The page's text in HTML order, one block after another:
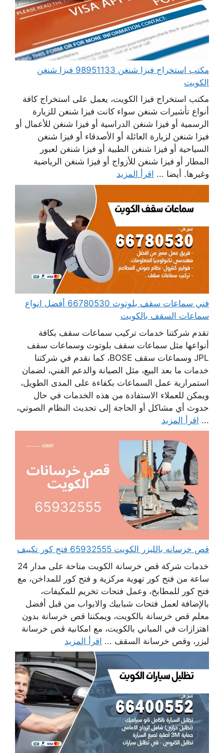
مكتب استخراج فيزا شنغن 98951133 فيزا شنغن
الكويت
مكتب استخراج فيزا الكويت، يعمل على استخراج كافة
أنواع تأشيرات شنغن سواء كانت فيزا شنغن للزيارة
الرسمية أو فيزا شنغن الدراسية أو فيزا شنغن للأعمال أو
فيزا شنغن لزيارة العائلة أو الأصدقاء أو فيزا شنغن
السياحية أو فيزا شنغن الطبية أو فيزا شنغن لعبور
المطار أو فيزا شنغن للأزواج أو فيزا شنغن الرياضية
وغيرها. أيضا ... اقرأ المزيد
فني سماعات سقف بلوتوث 66780530 أفضل انواع
سماعات السقف بالكويت
تقدم شركتنا خدمات تركيب سماعات سقف بكافة
أنواعها مثل سماعات سقف بلوتوث وسماعات سقف
JPL وسماعات سقف BOSE، كما نقدم في شركتنا
خدمات ما بعد البيع، مثل الصيانة والدعم الفني، لضمان
استمرارية عمل السماعات بكفاءة على المدى الطويل،
ويمكن للعملاء الاستفادة من هذه الخدمات في حال
حدوث أي مشاكل أو الحاجة إلى تحديث النظام الصوتي،
... اقرأ المزيد
قص خرسانه بالليزر الكويت 65932555 فتح كور تكييف
خدمات شركة قص خرسانة الكويت متاحة على مدار 24
ساعة من فتح كور تهوية مركزية و فتح كور للمداخن، مع
فتح كور للمطابخ، وعمل فتحات تخريم للمكيفات،
بالإضافة لعمل فتحات شبابيك والابواب من قبل أفضل
معلم قص خرسانة بالكويت، ويمكننا قص خرسانة بدون
اهتزازات في المباني بالكويت، مع امكانية قص خرسانة
ليزر، وقص خرسانة السقف ... اقرأ المزيد